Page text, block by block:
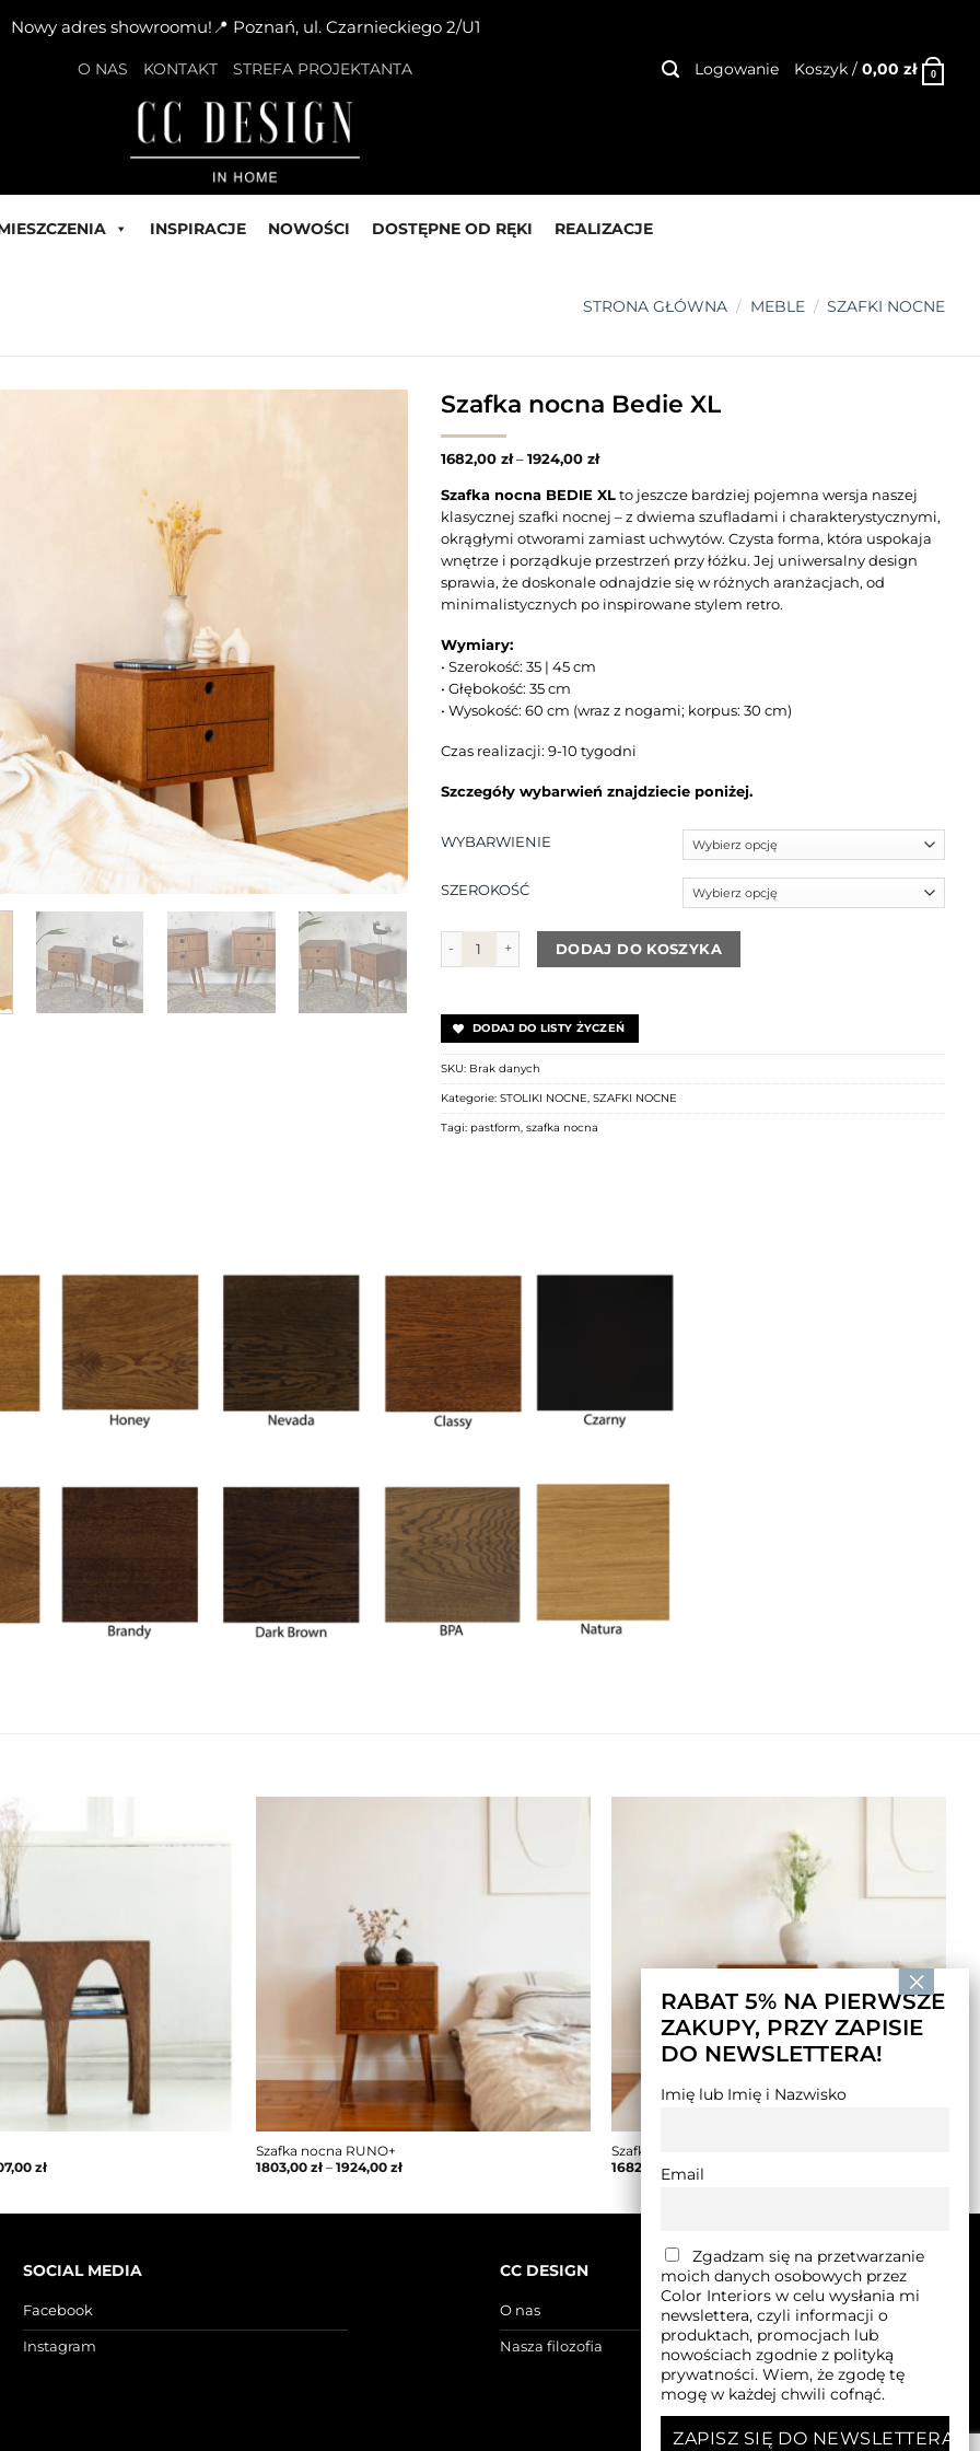
Nowy adres showroomu!📍 Poznań, ul. Czarnieckiego 2/U1
O NAS KONTAKT STREFA PROJEKTANTA Logowanie Koszyk / 0,00 zł 0
INSPIRACJE NOWOŚCI DOSTĘPNE OD RĘKI REALIZACJE
STRONA GŁÓWNA / MEBLE / SZAFKI NOCNE
Szafka nocna Bedie XL
1682,00 zł–1924,00 zł
Szafka nocna BEDIE XLto jeszcze bardziej pojemna wersja naszej
klasycznej szafki nocnej – z dwiema szufladami i charakterystycznymi,
okrągłymi otworami zamiast uchwytów. Czysta forma, która uspokaja
wnętrze i porządkuje przestrzeń przy łóżku. Jej uniwersalny design
sprawia, że doskonale odnajdzie się w różnych aranżacjach, od
minimalistycznych po inspirowane stylem retro.
Wymiary:
• Szerokość: 35 | 45 cm
• Głębokość: 35 cm
• Wysokość: 60 cm (wraz z nogami; korpus: 30 cm)
Czas realizacji: 9-10 tygodni
Szczegóły wybarwień znajdziecie poniżej.
WYBARWIENIE
SZEROKOŚĆ
ilość Szafka nocna Bedie XLDODAJ DO KOSZYKA
DODAJ DO LISTY ŻYCZEŃ
SKU: Brak danych
Kategorie: STOLIKI NOCNE, SZAFKI NOCNE
Tagi: pastform, szafka nocna
zł
Szafka nocna RUNO+
1803,00 zł– 1924,00 zł
Szafka nocna Bedie +
1682,00zł –1924,00
SOCIAL MEDIA
Facebook
Instagram
CC DESIGN
O nas
Nasza filozofia
RABAT 5% NA PIERWSZE
ZAKUPY, PRZY ZAPISIE
DO NEWSLETTERA!
Imię lub Imię i Nazwisko
Email
Zgadzam się na przetwarzanie
moich danych osobowych przez
Color Interiors w celu wysłania mi
newslettera, czyli informacji o
produktach, promocjach lub
nowościach zgodnie z polityką
prywatności. Wiem, że zgodę tę
mogę w każdej chwili cofnąć.